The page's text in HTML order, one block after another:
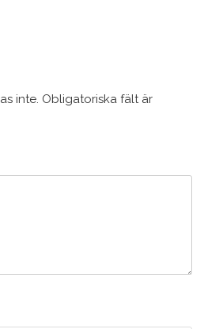
inte. Obligatoriska fält är